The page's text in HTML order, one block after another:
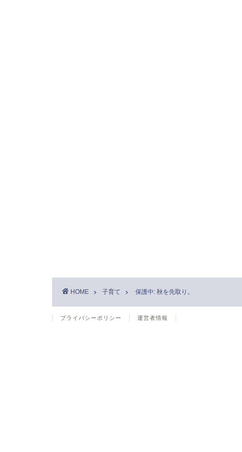
HOME 子育て 保護中: 秋を先取り。
プライバシーポリシー 運営者情報